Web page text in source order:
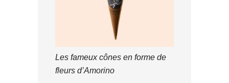
Les fameux cônes en forme de
fleurs d’Amorino